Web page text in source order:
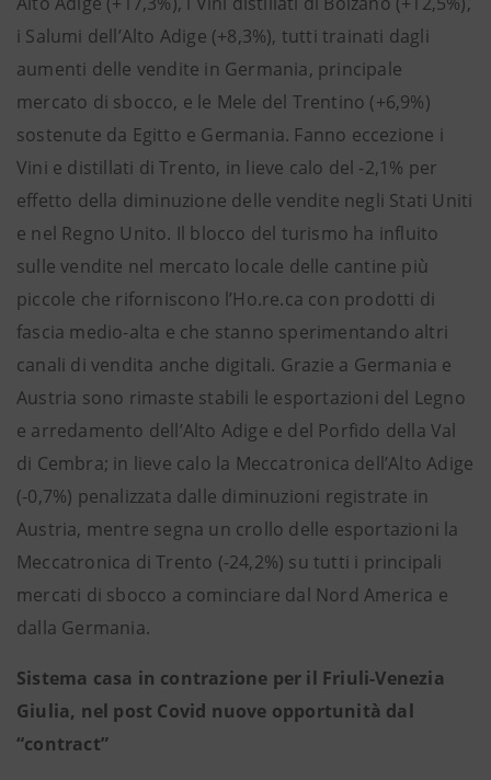
i Salumi dell’Alto Adige (+8,3%), tutti trainati dagli
aumenti delle vendite in Germania, principale
mercato di sbocco, e le Mele del Trentino (+6,9%)
sostenute da Egitto e Germania. Fanno eccezione i
Vini e distillati di Trento, in lieve calo del -2,1% per
effetto della diminuzione delle vendite negli Stati Uniti
e nel Regno Unito. Il blocco del turismo ha influito
sulle vendite nel mercato locale delle cantine più
piccole che riforniscono l’Ho.re.ca con prodotti di
fascia medio-alta e che stanno sperimentando altri
canali di vendita anche digitali. Grazie a Germania e
Austria sono rimaste stabili le esportazioni del Legno
e arredamento dell’Alto Adige e del Porfido della Val
di Cembra; in lieve calo la Meccatronica dell’Alto Adige
(-0,7%) penalizzata dalle diminuzioni registrate in
Austria, mentre segna un crollo delle esportazioni la
Meccatronica di Trento (-24,2%) su tutti i principali
mercati di sbocco a cominciare dal Nord America e
dalla Germania.
Sistema casa in contrazione per il Friuli-Venezia
Giulia, nel post Covid nuove opportunità dal
“contract”